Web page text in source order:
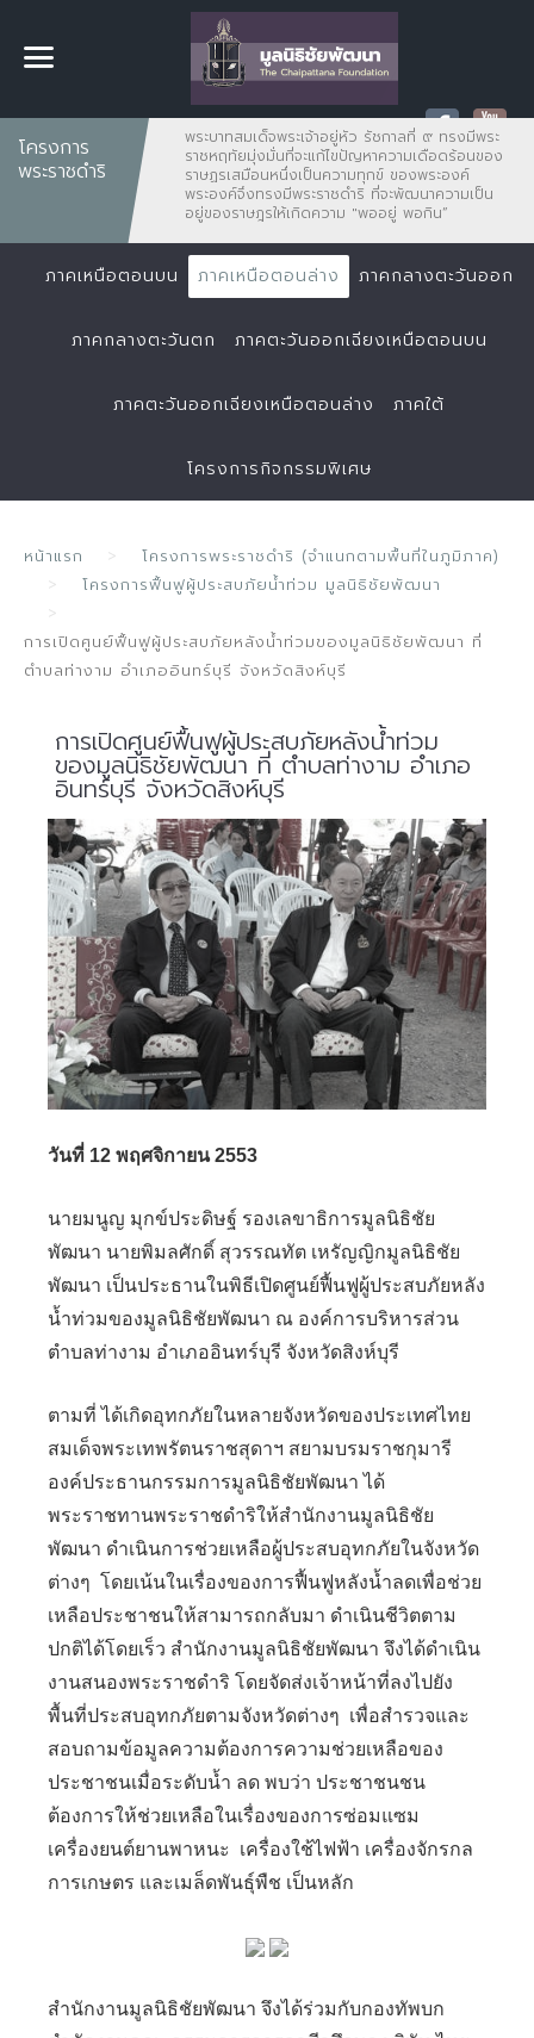
โครงการ
พระราชดำริ
พระบาทสมเด็จพระเจ้าอยู่หัว รัชกาลที่ ๙ ทรงมีพระ
ราชหฤทัยมุ่งมั่นที่จะแก้ไขปัญหาความเดือดร้อนของ
ราษฏรเสมือนหนึ่งเป็นความทุกข์ ของพระองค์
พระองค์จึงทรงมีพระราชดำริ ที่จะพัฒนาความเป็น
อยู่ของราษฎรให้เกิดความ "พออยู่ พอกิน”
ภาคเหนือตอนบน ภาคเหนือตอนล่าง ภาคกลางตะวันออก
ภาคกลางตะวันตก ภาคตะวันออกเฉียงเหนือตอนบน
ภาคตะวันออกเฉียงเหนือตอนล่าง ภาคใต้
โครงการกิจกรรมพิเศษ
หน้าแรก
โครงการพระราชดำริ (จำแนกตามพื้นที่ในภูมิภาค)
โครงการฟื้นฟูผู้ประสบภัยน้ำท่วม มูลนิธิชัยพัฒนา
การเปิดศูนย์ฟื้นฟูผู้ประสบภัยหลังน้ำท่วมของมูลนิธิชัยพัฒนา ที่
ตำบลท่างาม อำเภออินทร์บุรี จังหวัดสิงห์บุรี
การเปิดศูนย์ฟื้นฟูผู้ประสบภัยหลังน้ำท่วม
ของมูลนิธิชัยพัฒนา ที่ ตำบลท่างาม อำเภอ
อินทร์บุรี จังหวัดสิงห์บุรี
วันที่ 12 พฤศจิกายน 2553
นายมนูญ มุกข์ประดิษฐ์ รองเลขาธิการมูลนิธิชัย
พัฒนา นายพิมลศักดิ์ สุวรรณทัต เหรัญญิกมูลนิธิชัย
พัฒนา เป็นประธานในพิธีเปิดศูนย์ฟื้นฟูผู้ประสบภัยหลัง
น้ำท่วมของมูลนิธิชัยพัฒนา ณ องค์การบริหารส่วน
ตำบลท่างาม อำเภออินทร์บุรี จังหวัดสิงห์บุรี
ตามที่ ได้เกิดอุทกภัยในหลายจังหวัดของประเทศไทย
สมเด็จพระเทพรัตนราชสุดาฯ สยามบรมราชกุมารี
องค์ประธานกรรมการมูลนิธิชัยพัฒนา ได้
พระราชทานพระราชดำริให้สำนักงานมูลนิธิชัย
พัฒนา ดำเนินการช่วยเหลือผู้ประสบอุทกภัยในจังหวัด
ต่างๆ โดยเน้นในเรื่องของการฟื้นฟูหลังน้ำลดเพื่อช่วย
เหลือประชาชนให้สามารถกลับมา ดำเนินชีวิตตาม
ปกติได้โดยเร็ว สำนักงานมูลนิธิชัยพัฒนา จึงได้ดำเนิน
งานสนองพระราชดำริ โดยจัดส่งเจ้าหน้าที่ลงไปยัง
พื้นที่ประสบอุทกภัยตามจังหวัดต่างๆ เพื่อสำรวจและ
สอบถามข้อมูลความต้องการความช่วยเหลือของ
ประชาชนเมื่อระดับน้ำ ลด พบว่า ประชาชนชน
ต้องการให้ช่วยเหลือในเรื่องของการซ่อมแซม
เครื่องยนต์ยานพาหนะ เครื่องใช้ไฟฟ้า เครื่องจักรกล
การเกษตร และเมล็ดพันธุ์พืช เป็นหลัก
สำนักงานมูลนิธิชัยพัฒนา จึงได้ร่วมกับกองทัพบก